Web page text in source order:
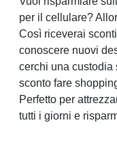
per il cellulare?
Così riceverai
conoscere nuovi
cerchi una custodia
sconto fare
Perfetto per
tutti i giorni e